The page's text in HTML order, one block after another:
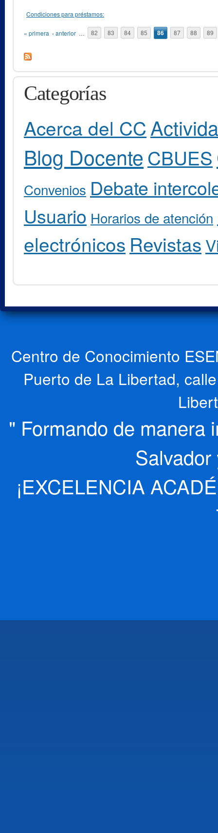
Condiciones para préstamos:
Páginas
« primera ‹ anterior … 82 83 84 85 86 87 88 89
Categorías
Acerca del CC
Blog Docente CBUES
Convenios Debate
Usuario Horarios de atención
electrónicos Revistas
Centro de Conocimiento
Puerto de La Libertad,
" Formando de manera
¡EXCELENCIA